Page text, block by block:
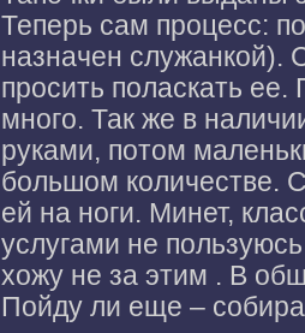
Теперь сам процесс:
назначен служанкой).
просить поласкать
много. Так же в
руками, потом
большом количестве.
ей на ноги. Минет,
услугами не
хожу не за этим . В
Пойду ли еще –